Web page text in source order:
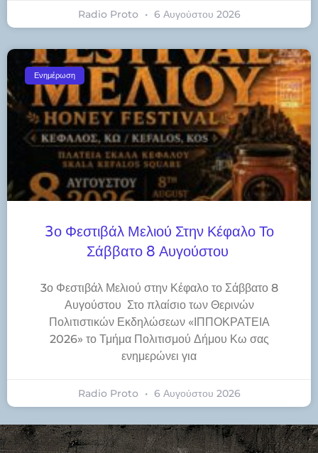
Radio Proto 6 Αυγούστου 2026
Ενημέρωση
3ο Φεστιβάλ Μελιού Στην Κέφαλο Το
Σάββατο 8 Αυγούστου
3ο Φεστιβάλ Μελιού στην Κέφαλο το Σάββατο 8
Αυγούστου Στο πλαίσιο των Θερινών
Πολιτιστικών Εκδηλώσεων «ΙΠΠΟΚΡΑΤΕΙΑ
2026» το Τμήμα Πολιτισμού Δήμου Κω σας
ενημερώνει για
Radio Proto 6 Αυγούστου 2026